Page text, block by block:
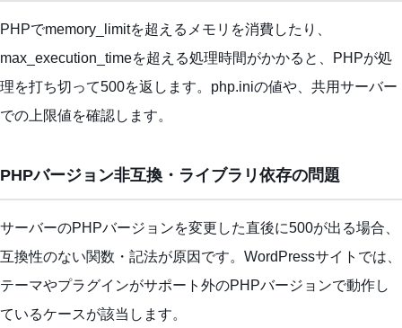
PHPでmemory_limitを超えるメモリを消費したり、
max_execution_timeを超える処理時間がかかると、PHPが処
理を打ち切って500を返します。php.iniの値や、共用サーバー
での上限値を確認します。
PHPバージョン非互換・ライブラリ依存の問題
サーバーのPHPバージョンを変更した直後に500が出る場合、
互換性のない関数・記法が原因です。WordPressサイトでは、
テーマやプラグインがサポート外のPHPバージョンで動作し
ているケースが該当します。